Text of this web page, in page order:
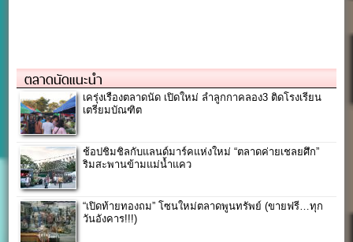
ตลาดนัดแนะนำ
เครุ่งเรืองตลาดนัด เปิดใหม่ ลำลูกกาคลอง3 ติดโรงเรียน
เตรียมบัณฑิต
ช้อปชิมชิลกับแลนด์มาร์คแห่งใหม่ “ตลาดค่ายเชลยศึก”
ริมสะพานข้ามแม่น้ำแคว
“เปิดท้ายทองถม” โซนใหม่ตลาดพูนทรัพย์ (ขายฟรี…ทุก
วันอังคาร!!!)